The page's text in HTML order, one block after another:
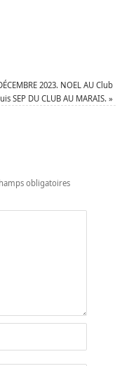
2023. NOEL AU Club
SEP DU CLUB AU MARAIS.»
obligatoires